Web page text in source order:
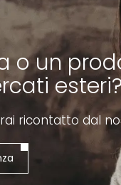
o un
ricontatto dal